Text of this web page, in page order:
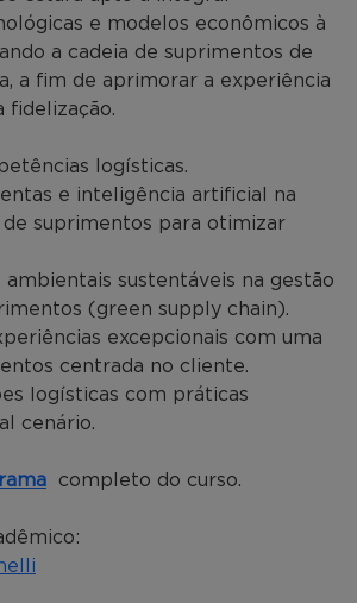
e modelos econômicos à
a cadeia de suprimentos de
a fim de aprimorar a experiência
fidelização.
logísticas.
e inteligência artificial na
de suprimentos para otimizar
ambientais sustentáveis na gestão
(green supply chain).
excepcionais com uma
centrada no cliente.
logísticas com práticas
cenário.
completo do curso.